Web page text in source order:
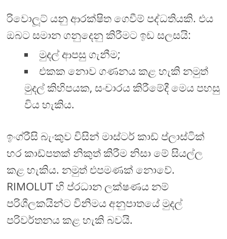
රිවොලූට් යනු ආරක්ෂිත ගෙවීම් පද්ධතියකි. එය
ඔබට සමාන ගනුදෙනු කිරීමට ඉඩ සලසයි:
මුදල් ආපසු ගැනීම;
එකක නොව ගණනය කළ හැකි නමුත්
මුදල් කිහිපයක, සංචාරය කිරීමේදී මෙය පහසු
විය හැකිය.
ඉංග්රීසි බැංකුව විසින් මාස්ටර් කාඩ් ප්ලාස්ටික්
හර කාඩ්පතක් නිකුත් කිරීම නිසා මේ සියල්ල
කළ හැකිය. නමුත් එපමණක් නොවේ.
RIMOLUT හි ප්රධාන ලක්ෂණය නම්
පරිශීලකයින්ට විනිමය අනුපාතයේ මුදල්
පරිවර්තනය කළ හැකි බවයි.